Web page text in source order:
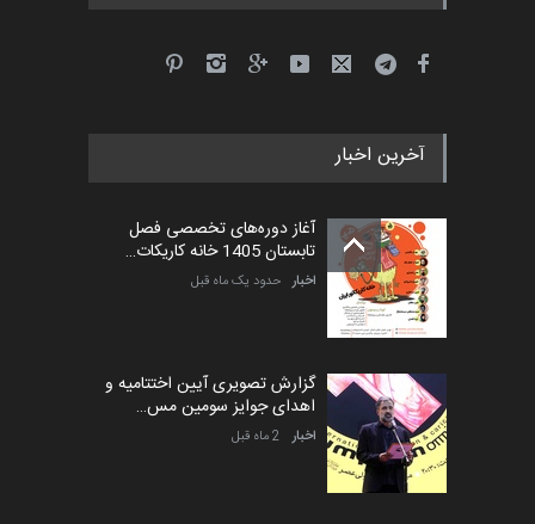
آخرین اخبار
آغاز دوره‌های تخصصی فصل
تابستان 1405 خانه کاریکات…
اخبار حدود یک ماه قبل
گزارش تصویری آیین اختتامیه و
اهدای جوایز سومین مس…
اخبار 2 ماه قبل